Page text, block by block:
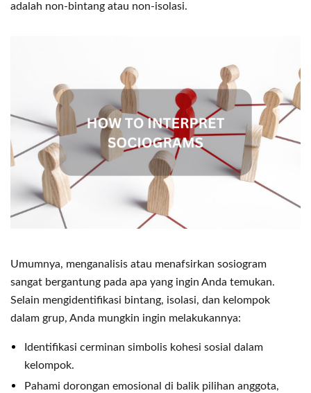
adalah non-bintang atau non-isolasi.
Umumnya, menganalisis atau menafsirkan sosiogram
sangat bergantung pada apa yang ingin Anda temukan.
Selain mengidentifikasi bintang, isolasi, dan kelompok
dalam grup, Anda mungkin ingin melakukannya:
Identifikasi cerminan simbolis kohesi sosial dalam
kelompok.
Pahami dorongan emosional di balik pilihan anggota,